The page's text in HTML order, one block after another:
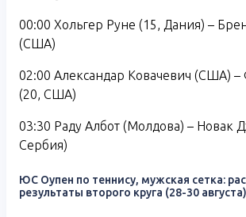
00:00 Хольгер Руне (15, Дания) –
(США)
02:00 Александар Ковачевич (США) –
(20, США)
03:30 Раду Албот (Молдова) – Новак
Сербия)
ЮС Оупен по теннису, мужская сетка:
результаты второго круга (28-30 августа)